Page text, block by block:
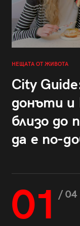
НЕЩАТА ОТ ЖИВОТА
City
донъти и
близо до
да е по-
01 / 04